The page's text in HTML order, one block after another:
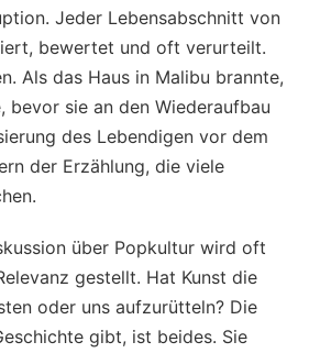
Jeder Lebensabschnitt von
bewertet und oft verurteilt.
Als das Haus in Malibu brannte,
bevor sie an den Wiederaufbau
des Lebendigen vor dem
der Erzählung, die viele
über Popkultur wird oft
gestellt. Hat Kunst die
oder uns aufzurütteln? Die
gibt, ist beides. Sie